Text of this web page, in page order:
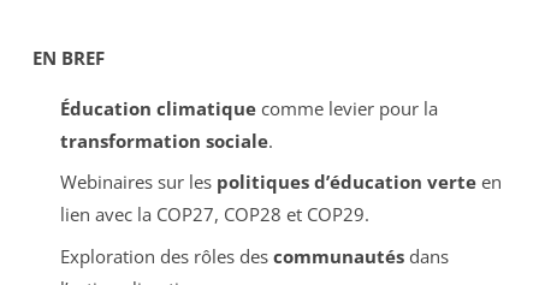
EN BREF
Éducation climatiquecomme levier pour la
transformation sociale.
Webinaires sur les politiques d’éducation verteen
lien avec la COP27, COP28 et COP29.
Exploration des rôles des communautésdans